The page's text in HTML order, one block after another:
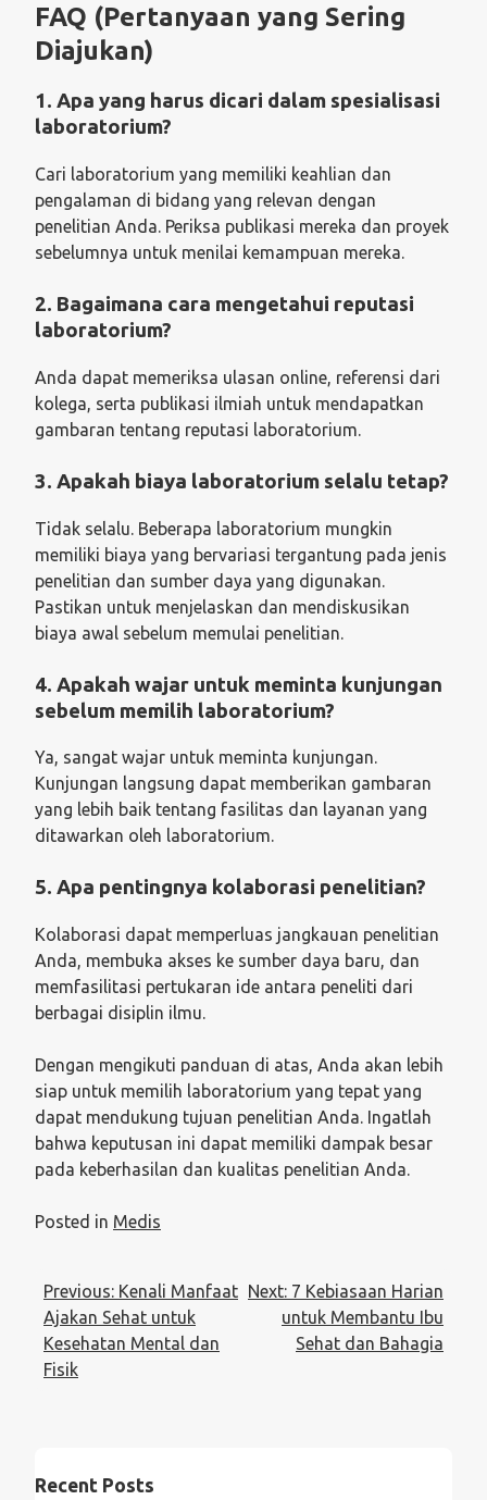
FAQ (Pertanyaan yang Sering
Diajukan)
1. Apa yang harus dicari dalam spesialisasi
laboratorium?
Cari laboratorium yang memiliki keahlian dan
pengalaman di bidang yang relevan dengan
penelitian Anda. Periksa publikasi mereka dan proyek
sebelumnya untuk menilai kemampuan mereka.
2. Bagaimana cara mengetahui reputasi
laboratorium?
Anda dapat memeriksa ulasan online, referensi dari
kolega, serta publikasi ilmiah untuk mendapatkan
gambaran tentang reputasi laboratorium.
3. Apakah biaya laboratorium selalu tetap?
Tidak selalu. Beberapa laboratorium mungkin
memiliki biaya yang bervariasi tergantung pada jenis
penelitian dan sumber daya yang digunakan.
Pastikan untuk menjelaskan dan mendiskusikan
biaya awal sebelum memulai penelitian.
4. Apakah wajar untuk meminta kunjungan
sebelum memilih laboratorium?
Ya, sangat wajar untuk meminta kunjungan.
Kunjungan langsung dapat memberikan gambaran
yang lebih baik tentang fasilitas dan layanan yang
ditawarkan oleh laboratorium.
5. Apa pentingnya kolaborasi penelitian?
Kolaborasi dapat memperluas jangkauan penelitian
Anda, membuka akses ke sumber daya baru, dan
memfasilitasi pertukaran ide antara peneliti dari
berbagai disiplin ilmu.
Dengan mengikuti panduan di atas, Anda akan lebih
siap untuk memilih laboratorium yang tepat yang
dapat mendukung tujuan penelitian Anda. Ingatlah
bahwa keputusan ini dapat memiliki dampak besar
pada keberhasilan dan kualitas penelitian Anda.
Posted in Medis
Post
navigation
Previous: Kenali Manfaat
Ajakan Sehat untuk
Kesehatan Mental dan
Fisik
Next: 7 Kebiasaan Harian
untuk Membantu Ibu
Sehat dan Bahagia
Recent Posts